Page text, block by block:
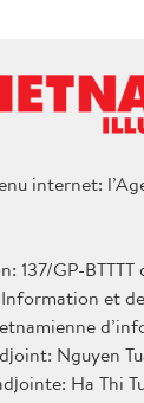
internet:
137/GP-
et
Nguyen
Ha Thi